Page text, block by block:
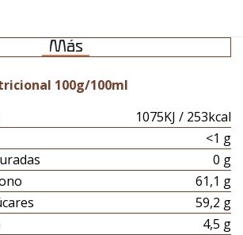
Más
100g/100ml
1075KJ / 253kcal
<1 g
0 g
61,1 g
59,2 g
4,5 g